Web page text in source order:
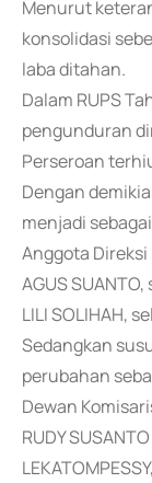
Menurut
konsolidasi
laba ditahan.
Dalam RUPS
pengunduran
Perseroan
Dengan
menjadi
Anggota
AGUS
LILI SOLIHAH,
Sedangkan
perubahan
Dewan
RUDY